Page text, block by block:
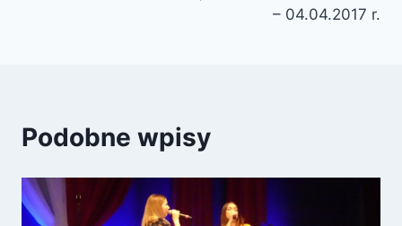
– 04.04.2017 r.
Podobne wpisy